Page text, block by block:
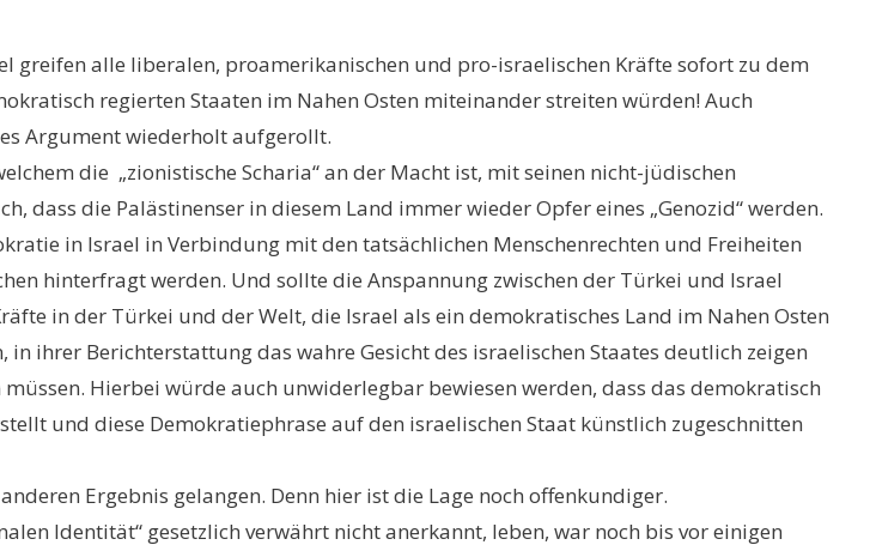
greifen alle liberalen, proamerikanischen und pro-israelischen Kräfte sofort zu dem
regierten Staaten im Nahen Osten miteinander streiten würden! Auch
Argument wiederholt aufgerollt.
die „zionistische Scharia“ an der Macht ist, mit seinen nicht-jüdischen
dass die Palästinenser in diesem Land immer wieder Opfer eines „Genozid“ werden.
in Israel in Verbindung mit den tatsächlichen Menschenrechten und Freiheiten
hinterfragt werden. Und sollte die Anspannung zwischen der Türkei und Israel
in der Türkei und der Welt, die Israel als ein demokratisches Land im Nahen Osten
ihrer Berichterstattung das wahre Gesicht des israelischen Staates deutlich zeigen
Hierbei würde auch unwiderlegbar bewiesen werden, dass das demokratisch
und diese Demokratiephrase auf den israelischen Staat künstlich zugeschnitten
Ergebnis gelangen. Denn hier ist die Lage noch offenkundiger.
Identität“ gesetzlich verwährt nicht anerkannt, leben, war noch bis vor einigen